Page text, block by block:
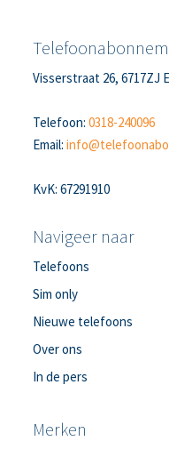
Visserstraat 26, 6717ZJ
Telefoon:0318-240096
Email:
KvK: 67291910
Navigeer naar
Telefoons
Sim only
Nieuwe telefoons
Over ons
In de pers
Merken